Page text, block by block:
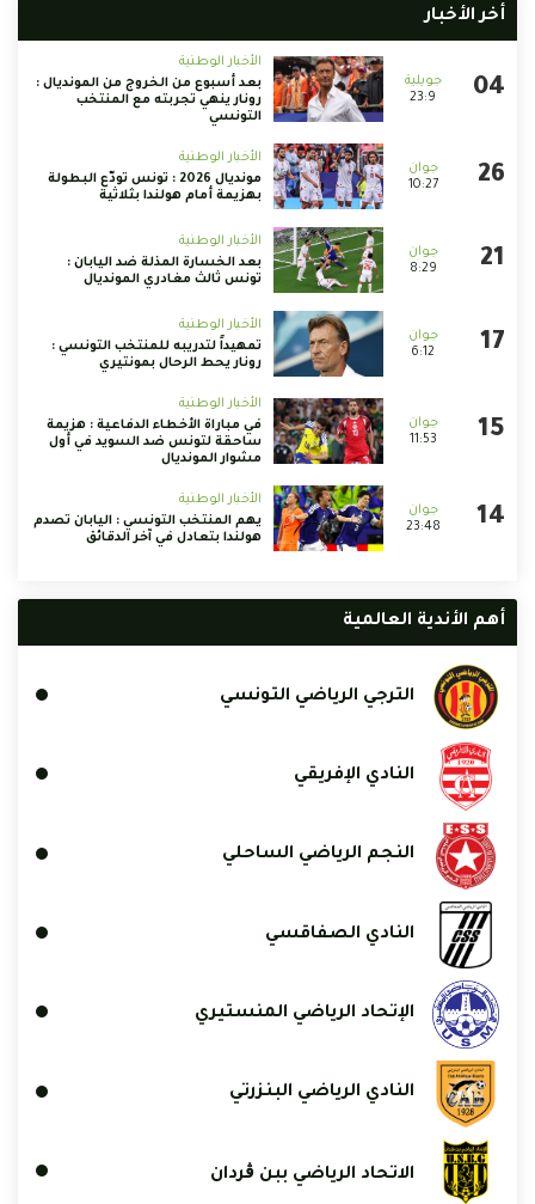
أخر الأخبار
23:9
الأخبار الوطنية
بعد أسبوع من الخروج من المونديال :
رونار ينهي تجربته مع المنتخب
التونسي
10:27
الأخبار الوطنية
مونديال 2026 : تونس تودّع البطولة
بهزيمة أمام هولندا بثلاثية
8:29
الأخبار الوطنية
بعد الخسارة المذلة ضد اليابان :
تونس ثالث مغادري المونديال
6:12
الأخبار الوطنية
تمهيداً لتدريبه للمنتخب التونسي :
رونار يحط الرحال بمونتيري
11:53
الأخبار الوطنية
في مباراة الأخطاء الدفاعية : هزيمة
ساحقة لتونس ضد السويد في أول
مشوار المونديال
23:48
الأخبار الوطنية
يهم المنتخب التونسي : اليابان تصدم
هولندا بتعادل في آخر الدقائق
أهم الأندية العالمية
الترجي الرياضي التونسي
النادي الإفريقي
النجم الرياضي الساحلي
النادي الصفاقسي
الإتحاد الرياضي المنستيري
النادي الرياضي البنزرتي
الاتحاد الرياضي ببن ڨردان